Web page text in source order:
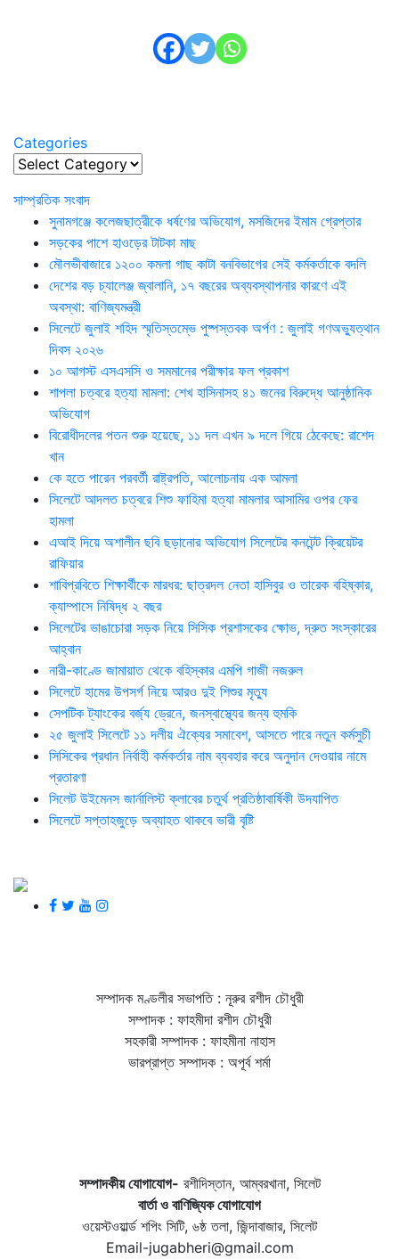
Categories
Categories
সাম্প্রতিক সংবাদ
সুনামগঞ্জে কলেজছাত্রীকে ধর্ষণের অভিযোগ, মসজিদের ইমাম গ্রেপ্তার
সড়কের পাশে হাওড়ের টাটকা মাছ
মৌলভীবাজারে ১২০০ কমলা গাছ কাটা বনবিভাগের সেই কর্মকর্তাকে বদলি
দেশের বড় চ্যালেঞ্জ জ্বালানি, ১৭ বছরের অব্যবস্থাপনার কারণে এই
অবস্থা: বাণিজ্যমন্ত্রী
সিলেটে জুলাই শহিদ স্মৃতিস্তম্ভে পুষ্পস্তবক অর্পণ : জুলাই গণঅভ্যুত্থান
দিবস ২০২৬
১০ আগস্ট এসএসসি ও সমমানের পরীক্ষার ফল প্রকাশ
শাপলা চত্বরে হত্যা মামলা: শেখ হাসিনাসহ ৪১ জনের বিরুদ্ধে আনুষ্ঠানিক
অভিযোগ
বিরোধীদলের পতন শুরু হয়েছে, ১১ দল এখন ৯ দলে গিয়ে ঠেকেছে: রাশেদ
খান
কে হতে পারেন পরবর্তী রাষ্ট্রপতি, আলোচনায় এক আমলা
সিলেটে আদলত চত্বরে শিশু ফাহিমা হত্যা মামলার আসামির ওপর ফের
হামলা
এআই দিয়ে অশালীন ছবি ছড়ানোর অভিযোগ সিলেটের কনটেন্ট ক্রিয়েটর
রাফিয়ার
শাবিপ্রবিতে শিক্ষার্থীকে মারধর: ছাত্রদল নেতা হাসিবুর ও তারেক বহিষ্কার,
ক্যাম্পাসে নিষিদ্ধ ২ বছর
সিলেটের ভাঙাচোরা সড়ক নিয়ে সিসিক প্রশাসকের ক্ষোভ, দ্রুত সংস্কারের
আহ্বান
নারী-কাণ্ডে জামায়াত থেকে বহিস্কার এমপি গাজী নজরুল
সিলেটে হামের উপসর্গ নিয়ে আরও দুই শিশুর মৃত্যু
সেপটিক ট্যাংকের বর্জ্য ড্রেনে, জনস্বাস্থ্যের জন্য হুমকি
২৫ জুলাই সিলেটে ১১ দলীয় ঐক্যের সমাবেশ, আসতে পারে নতুন কর্মসুচী
সিসিকের প্রধান নির্বাহী কর্মকর্তার নাম ব্যবহার করে অনুদান দেওয়ার নামে
প্রতারণা
সিলেট উইমেনস জার্নালিস্ট ক্লাবের চতুর্থ প্রতিষ্ঠাবার্ষিকী উদযাপিত
সিলেটে সপ্তাহজুড়ে অব্যাহত থাকবে ভারী বৃষ্টি
সম্পাদক মণ্ডলীর সভাপতি : নূরুর রশীদ চৌধুরী
সম্পাদক : ফাহমীদা রশীদ চৌধুরী
সহকারী সম্পাদক : ফাহমীনা নাহাস
ভারপ্রাপ্ত সম্পাদক : অপূর্ব শর্মা
সম্পাদকীয় যােগাযোগ- রশীদিস্তান, আম্বরখানা, সিলেট
বার্তা ও বাণিজ্যিক যোগাযােগ
ওয়েস্টওয়ার্ল্ড শপিং সিটি, ৬ষ্ঠ তলা, জিন্দাবাজার, সিলেট
Email-jugabheri@gmail.com